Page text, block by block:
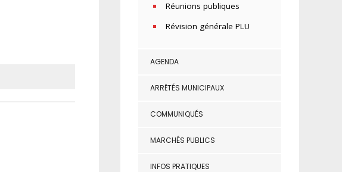
Réunions publiques
Révision générale PLU
AGENDA
ARRÊTÉS MUNICIPAUX
COMMUNIQUÉS
MARCHÉS PUBLICS
INFOS PRATIQUES